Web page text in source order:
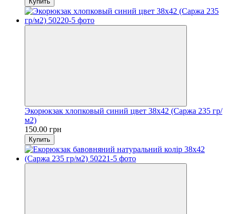
Экорюкзак хлопковый синий цвет 38х42 (Саржа 235 гр/
м2)
150.00 грн
Купить